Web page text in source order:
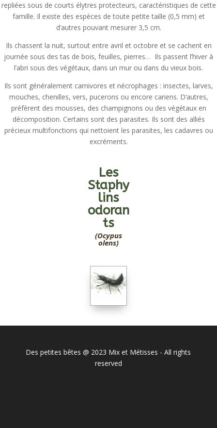
repliées sous de courts élytres protecteurs, caractéristiques de cette
famille. Il existe des espèces de toute petite taille (0,5 mm) et
d’autres pouvant mesurer 3,5 cm.
Ils chassent la nuit, surtout entre avril et octobre et se cachent en
journée sous des tas de bois, feuilles, pierres… Ils passent l’hiver à
l’abri sous des végétaux, dans un mur ou dans du vieux bois.
Ils sont généralement carnivores et nécrophages : insectes, larves,
mouches, chenilles, vers, pucerons ou encore cariens. D’autres,
préfèrent des mousses, des champignons ou des végétaux en
décomposition. Certains sont des parasites. Ils sont des alliés
précieux multifonctions qui nettoient les parasites, les cadavres ou
excréments.
Les
Staphy
lins
odoran
ts
(Ocypus
olens)
Des petites bêtes @ 2023 Mix et Métisses - All rights
reserved